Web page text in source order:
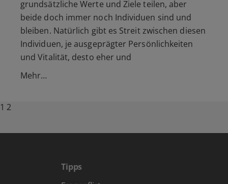
grundsätzliche Werte und Ziele teilen, aber
beide doch immer noch Individuen sind und
bleiben. Natürlich gibt es Streit zwischen diesen
Individuen, je ausgeprägter Persönlichkeiten
und Vitalität, desto eher und
Mehr…
Posts
Page
1 Page
2
Tipps